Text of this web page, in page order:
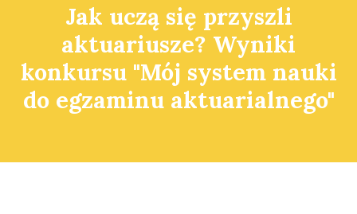
Jak uczą się przyszli
aktuariusze? Wyniki
konkursu "Mój system nauki
do egzaminu aktuarialnego"